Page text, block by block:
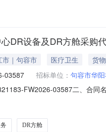
DR设备及DR方舱采购
市｜句容市 医疗卫生
货物
03587 招标单位： 句容市华
FW2026-03587二、合同
司联系方式：18118989289六
DR方舱